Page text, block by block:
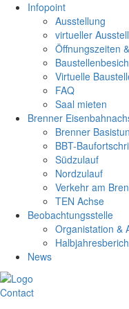
Infopoint
Ausstellung
virtueller
Öffnungszeiten
Virtuelle
FAQ
Saal mieten
Brenner
Brenner
BBT-
Südzulauf
Nordzulauf
Verkehr am
TEN Achse
Beobachtungsstelle
Organistation &
News
Contact